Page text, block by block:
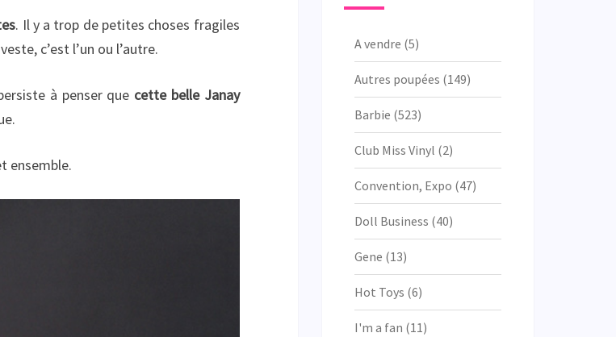
. Il y a trop de petites choses fragiles
c’est l’un ou l’autre.
à penser que cette belle Janay
ensemble.
A vendre (5)
Autres poupées (149)
Barbie (523)
Club Miss Vinyl (2)
Convention, Expo (47)
Doll Business (40)
Gene (13)
Hot Toys (6)
I'm a fan (11)